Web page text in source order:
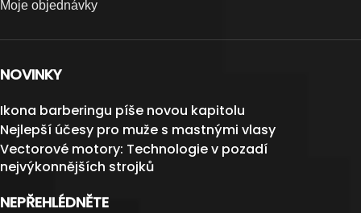
Moje objednávky
NOVINKY
Ikona barberingu píše novou kapitolu
Nejlepší účesy pro muže s mastnými vlasy
Vectorové motory: Technologie v pozadí
nejvýkonnějších strojků
NEPŘEHLÉDNĚTE